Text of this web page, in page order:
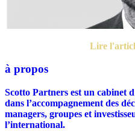
Lire
à propos
Scotto Partners est un cabinet
dans l’accompagnement des
managers, groupes et
l’international.